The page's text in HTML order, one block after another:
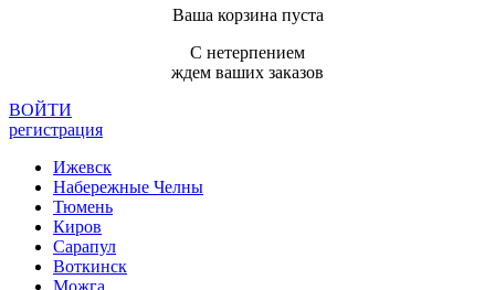
Ваша корзина пуста
С нетерпением
ждем ваших заказов
ВОЙТИ
регистрация
Ижевск
Набережные Челны
Тюмень
Киров
Сарапул
Воткинск
Можга